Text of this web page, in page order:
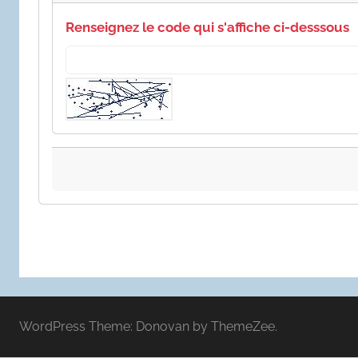
Renseignez le code qui s'affiche ci-desssous
WordPress Theme: Donovan by ThemeZee.